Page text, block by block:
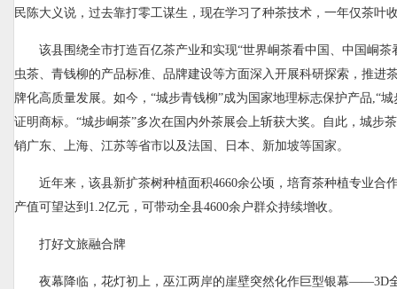
民陈大义说，过去靠打零工谋生，现在学习了种茶技术，一年仅茶叶
该县围绕全市打造百亿茶产业和实现“世界峒茶看中国、中国峒茶
虫茶、青钱柳的产品标准、品牌建设等方面深入开展科研探索，推进
牌化高质量发展。如今，“城步青钱柳”成为国家地理标志保护产品,“
证明商标。“城步峒茶”多次在国内外茶展会上斩获大奖。自此，城步
销广东、上海、江苏等省市以及法国、日本、新加坡等国家。
近年来，该县新扩茶树种植面积4660余公顷，培育茶种植专业合
产值可望达到1.2亿元，可带动全县4600余户群众持续增收。
打好文旅融合牌
夜幕降临，花灯初上，巫江两岸的崖壁突然化作巨型银幕——3D